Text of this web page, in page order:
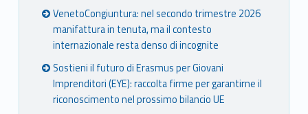
VenetoCongiuntura: nel secondo trimestre 2026
manifattura in tenuta, ma il contesto
internazionale resta denso di incognite
Sostieni il futuro di Erasmus per Giovani
Imprenditori (EYE): raccolta firme per garantirne il
riconoscimento nel prossimo bilancio UE